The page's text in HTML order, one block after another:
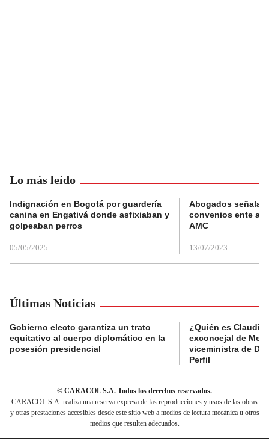
Lo más leído
Indignación en Bogotá por guardería
canina en Engativá donde asfixiaban y
golpeaban perros
05/05/2025
Abogados
convenios ente
AMC
13/07/2023
Últimas Noticias
Gobierno electo garantiza un trato
equitativo al cuerpo diplomático en la
posesión presidencial
¿Quién es Claudia
exconcejal de
viceministra de
Perfil
© CARACOL S.A. Todos los derechos reservados.
CARACOL S.A. realiza una reserva expresa de las reproducciones y usos de las obras
y otras prestaciones accesibles desde este sitio web a medios de lectura mecánica u otros
medios que resulten adecuados.